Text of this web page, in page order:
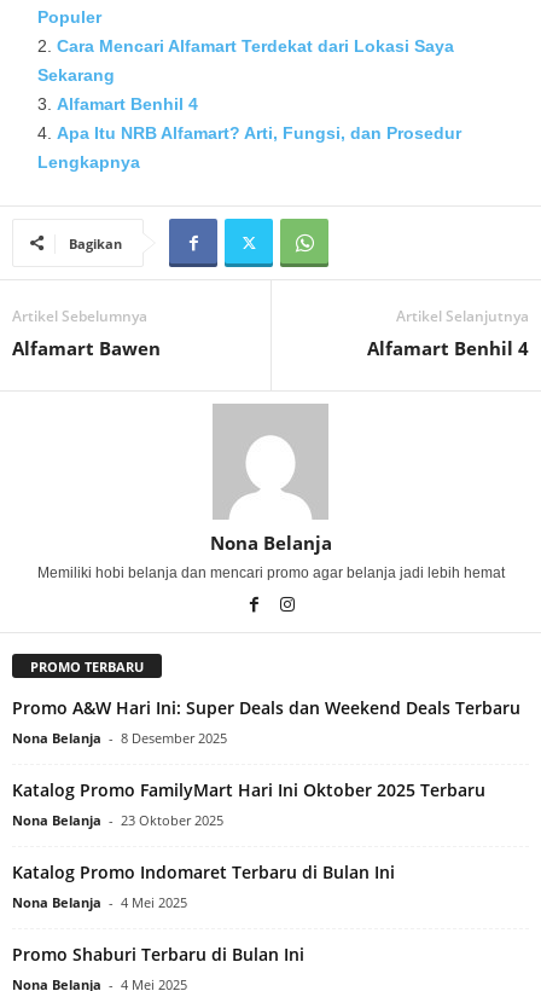
Populer
Cara Mencari Alfamart Terdekat dari Lokasi Saya
Sekarang
Alfamart Benhil 4
Apa Itu NRB Alfamart? Arti, Fungsi, dan Prosedur
Lengkapnya
Bagikan
Artikel Sebelumnya
Alfamart Bawen
Artikel Selanjutnya
Alfamart Benhil 4
Nona Belanja
Memiliki hobi belanja dan mencari promo agar belanja jadi lebih hemat
PROMO TERBARU
Promo A&W Hari Ini: Super Deals dan Weekend Deals Terbaru
Nona Belanja - 8 Desember 2025
Katalog Promo FamilyMart Hari Ini Oktober 2025 Terbaru
Nona Belanja - 23 Oktober 2025
Katalog Promo Indomaret Terbaru di Bulan Ini
Nona Belanja - 4 Mei 2025
Promo Shaburi Terbaru di Bulan Ini
Nona Belanja - 4 Mei 2025